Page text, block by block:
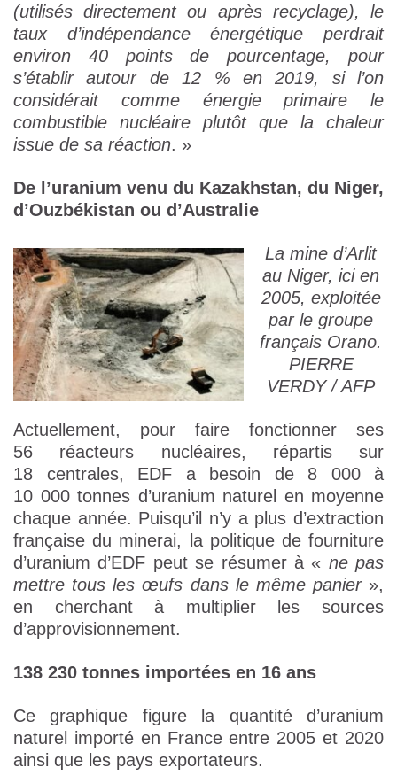
(utilisés directement ou après recyclage), le
taux d’indépendance énergétique perdrait
environ 40 points de pourcentage, pour
s’établir autour de 12 % en 2019, si l’on
considérait comme énergie primaire le
combustible nucléaire plutôt que la chaleur
issue de sa réaction. »
De l’uranium venu du Kazakhstan, du Niger,
d’Ouzbékistan ou d’Australie
La mine d’Arlit
au Niger, ici en
2005, exploitée
par le groupe
français Orano.
PIERRE
VERDY / AFP
Actuellement, pour faire fonctionner ses
56 réacteurs nucléaires, répartis sur
18 centrales, EDF a besoin de 8 000 à
10 000 tonnes d’uranium naturel en moyenne
chaque année. Puisqu’il n’y a plus d’extraction
française du minerai, la politique de fourniture
d’uranium d’EDF peut se résumer à « ne pas
mettre tous les œufs dans le même panier »,
en cherchant à multiplier les sources
d’approvisionnement.
138 230 tonnes importées en 16 ans
Ce graphique figure la quantité d’uranium
naturel importé en France entre 2005 et 2020
ainsi que les pays exportateurs.